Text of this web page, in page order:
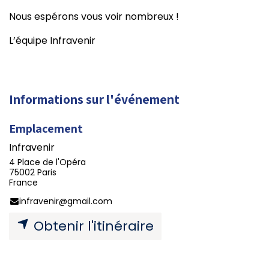
Nous espérons vous voir nombreux !
L’équipe Infravenir
Informations sur l'événement
Emplacement
Infravenir
4 Place de l'Opéra
75002 Paris
France
infravenir@gmail.com
Obtenir l'itinéraire